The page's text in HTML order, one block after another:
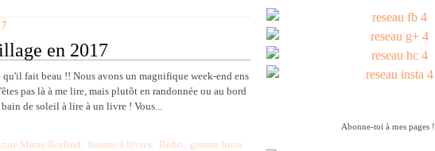
en 2017
fait beau !! Nous avons un magnifique week-end ens
pas là à me lire, mais plutôt en randonnée ou au bord
de soleil à lire à un livre ! Vous...
Marie Borlind baume à lèvres Boho gimme brow
Abonne-toi à mes pages !